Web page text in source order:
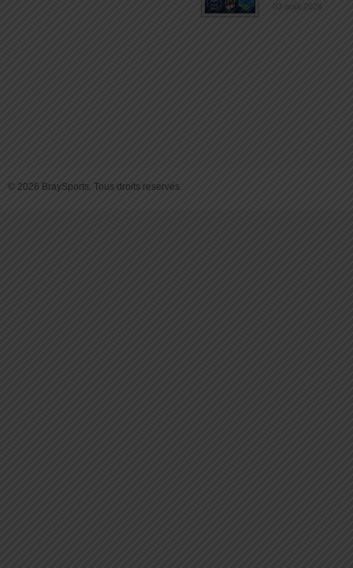
03 août 2026
© 2026 BraySports. Tous droits reservés.